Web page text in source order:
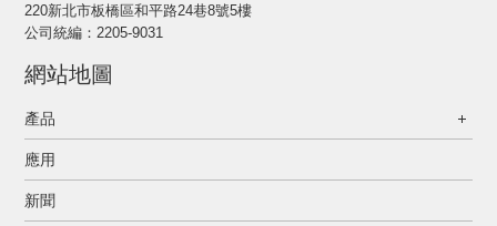
220新北市板橋區和平路24巷8號5樓
公司統編：2205-9031
網站地圖
產品
應用
新聞